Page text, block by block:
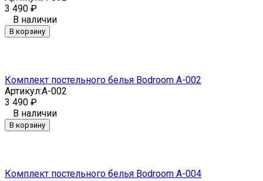
3 490 ₽
В наличии
В корзину
Комплект постельного белья Bodroom A-002
Артикул:A-002
3 490 ₽
В наличии
В корзину
Комплект постельного белья Bodroom A-004